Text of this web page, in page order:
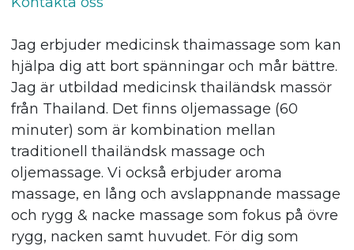
Jag erbjuder medicinsk thaimassage som kan
hjälpa dig att bort spänningar och mår bättre.
Jag är utbildad medicinsk thailändsk massör
från Thailand. Det finns oljemassage (60
minuter) som är kombination mellan
traditionell thailändsk massage och
oljemassage. Vi också erbjuder aroma
massage, en lång och avslappnande massage
och rygg & nacke massage som fokus på övre
rygg, nacken samt huvudet. För dig som